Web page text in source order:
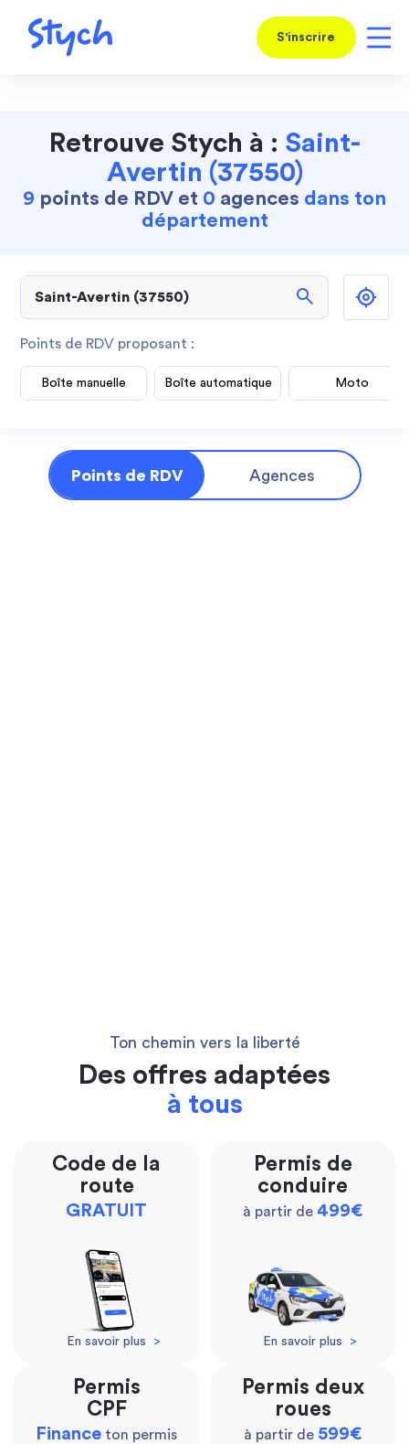
S'inscrire
Retrouve Stych à : Saint-
Avertin (37550)
9 points de RDV et 0 agences dans ton
département
search
Points de RDV proposant :
Boîte manuelle Boîte automatique Moto
Points de RDV Agences
Ton chemin vers la liberté
Des offres adaptées
à tous
Code de la
route
GRATUIT
En savoir plus >
Permis de
conduire
à partir de 499€
En savoir plus >
Permis
CPF
Finance ton permis
Permis deux
roues
à partir de 599€